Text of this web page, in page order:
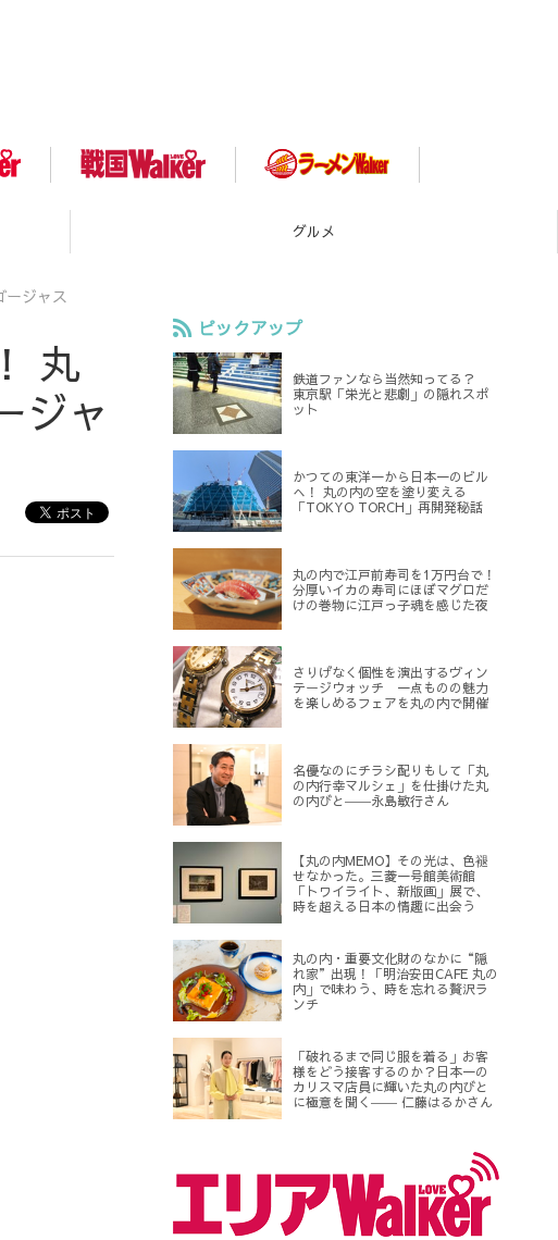
ージャス
丸
ジャ
ピックアップ
鉄道ファンなら当然知ってる？
東京駅「栄光と悲劇」の隠れスポ
ット
かつての東洋一から日本一のビル
へ！ 丸の内の空を塗り変える
「TOKYO TORCH」再開発秘話
丸の内で江戸前寿司を1万円台で！
分厚いイカの寿司にほぼマグロだ
けの巻物に江戸っ子魂を感じた夜
さりげなく個性を演出するヴィン
テージウォッチ 一点ものの魅力
を楽しめるフェアを丸の内で開催
名優なのにチラシ配りもして「丸
の内行幸マルシェ」を仕掛けた丸
の内びと――永島敏行さん
【丸の内MEMO】その光は、色褪
せなかった。三菱一号館美術館
「トワイライト、新版画」展で、
時を超える日本の情趣に出会う
丸の内・重要文化財のなかに“隠
れ家”出現！「明治安田CAFE 丸の
内」で味わう、時を忘れる贅沢ラ
ンチ
「破れるまで同じ服を着る」お客
様をどう接客するのか？日本一の
カリスマ店員に輝いた丸の内びと
に極意を聞く―― 仁藤はるかさん